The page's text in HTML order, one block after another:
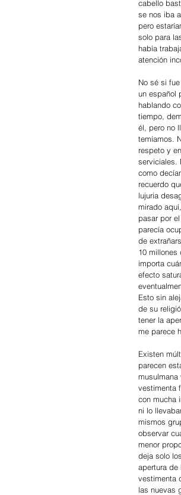
cabello
se nos iba
pero
solo para
había
atención
No sé si
un español
hablando
tiempo,
él, pero no
temíamos.
respeto y
serviciales.
como
recuerdo
lujuria
mirado
pasar por
parecía
de
10 millones
importa
efecto
Esto sin
de su
tener la
me parece
Existen
parecen
vestimenta
con mucha
ni lo
mismos
observar
menor
deja solo
apertura de
vestimenta
las nuevas